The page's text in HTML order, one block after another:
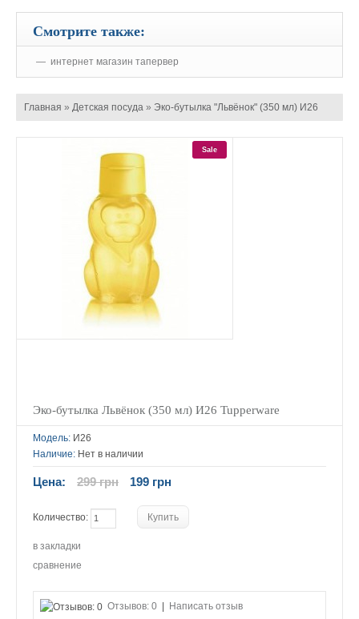
Смотрите также:
интернет магазин тапервер
Главная » Детская посуда » Эко-бутылка "Львёнок" (350 мл) И26
Sale
Эко-бутылка Львёнок (350 мл) И26 Tupperware
Модель: И26
Наличие: Нет в наличии
Цена: 299 грн 199 грн
Количество:
в закладки
сравнение
Отзывов: 0 Написать отзыв